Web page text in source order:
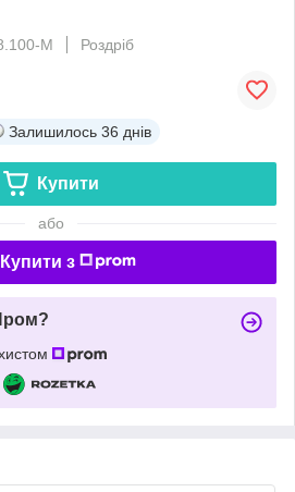
М
Роздріб
Залишилось 36 днів
Купити
або
Купити з